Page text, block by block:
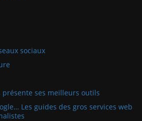
sociaux
présente ses meilleurs outils
Les guides des gros services web